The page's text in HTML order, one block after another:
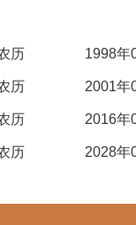
历 1998年
历 2001年
历 2016年
历 2028年